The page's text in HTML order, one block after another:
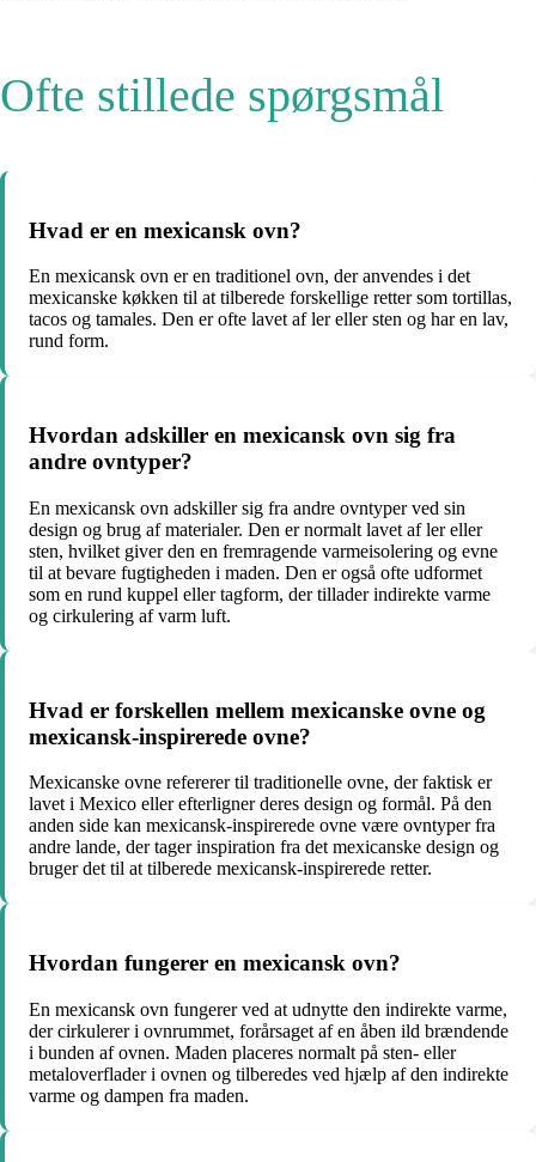
Ofte stillede spørgsmål
Hvad er en mexicansk ovn?
En mexicansk ovn er en traditionel ovn, der anvendes i det
mexicanske køkken til at tilberede forskellige retter som tortillas,
tacos og tamales. Den er ofte lavet af ler eller sten og har en lav,
rund form.
Hvordan adskiller en mexicansk ovn sig fra
andre ovntyper?
En mexicansk ovn adskiller sig fra andre ovntyper ved sin
design og brug af materialer. Den er normalt lavet af ler eller
sten, hvilket giver den en fremragende varmeisolering og evne
til at bevare fugtigheden i maden. Den er også ofte udformet
som en rund kuppel eller tagform, der tillader indirekte varme
og cirkulering af varm luft.
Hvad er forskellen mellem mexicanske ovne og
mexicansk-inspirerede ovne?
Mexicanske ovne refererer til traditionelle ovne, der faktisk er
lavet i Mexico eller efterligner deres design og formål. På den
anden side kan mexicansk-inspirerede ovne være ovntyper fra
andre lande, der tager inspiration fra det mexicanske design og
bruger det til at tilberede mexicansk-inspirerede retter.
Hvordan fungerer en mexicansk ovn?
En mexicansk ovn fungerer ved at udnytte den indirekte varme,
der cirkulerer i ovnrummet, forårsaget af en åben ild brændende
i bunden af ovnen. Maden placeres normalt på sten- eller
metaloverflader i ovnen og tilberedes ved hjælp af den indirekte
varme og dampen fra maden.